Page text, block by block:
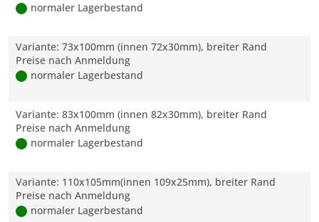
normaler Lagerbestand
Variante: 73x100mm (innen 72x30mm), breiter Rand
Preise nach Anmeldung
normaler Lagerbestand
Variante: 83x100mm (innen 82x30mm), breiter Rand
Preise nach Anmeldung
normaler Lagerbestand
Variante: 110x105mm(innen 109x25mm), breiter Rand
Preise nach Anmeldung
normaler Lagerbestand